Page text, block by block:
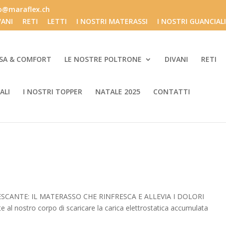
RETI LETTI I NOSTRI MATERASSI I NOSTRI GUANCIALI
& COMFORT LE NOSTRE POLTRONE DIVANI RETI
I NOSTRI TOPPER NATALE 2025 CONTATTI
IL MATERASSO CHE RINFRESCA E ALLEVIA I DOLORI
al nostro corpo di scaricare la carica elettrostatica accumulata